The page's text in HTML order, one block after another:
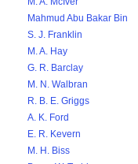
Mahmud Abu Bakar Bin
S. J. Franklin
M. A. Hay
G. R. Barclay
M. N. Walbran
R. B. E. Griggs
A. K. Ford
E. R. Kevern
M. H. Biss